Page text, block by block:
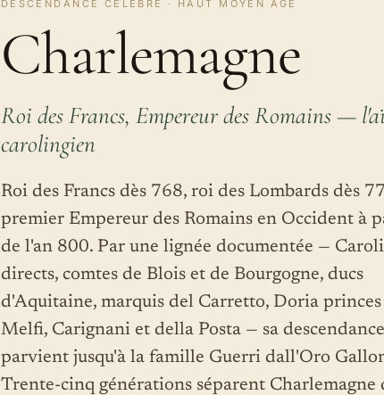
DESCENDANCE CÉLÈBRE · HAUT MOYEN ÂGE
Charlemagne
Roi des Francs, Empereur des Romains —
carolingien
Roi des Francs dès 768, roi des Lombards dès
premier Empereur des Romains en Occident à
de l'an 800. Par une lignée documentée —
directs, comtes de Blois et de Bourgogne, ducs
d'Aquitaine, marquis del Carretto, Doria princes
Melfi, Carignani et della Posta — sa descendance
parvient jusqu'à la famille Guerri dall'Oro
Trente-cinq générations séparent Charlemagne